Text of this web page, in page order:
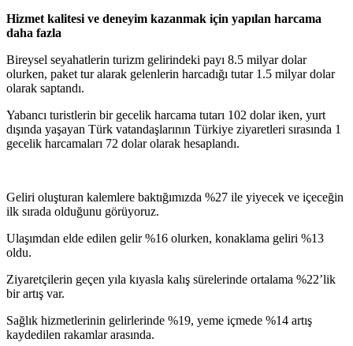
Hizmet kalitesi ve deneyim kazanmak için yapılan harcama
daha fazla
Bireysel seyahatlerin turizm gelirindeki payı 8.5 milyar dolar
olurken, paket tur alarak gelenlerin harcadığı tutar 1.5 milyar dolar
olarak saptandı.
Yabancı turistlerin bir gecelik harcama tutarı 102 dolar iken, yurt
dışında yaşayan Türk vatandaşlarının Türkiye ziyaretleri sırasında 1
gecelik harcamaları 72 dolar olarak hesaplandı.
Geliri oluşturan kalemlere baktığımızda %27 ile yiyecek ve içeceğin
ilk sırada olduğunu görüyoruz.
Ulaşımdan elde edilen gelir %16 olurken, konaklama geliri %13
oldu.
Ziyaretçilerin geçen yıla kıyasla kalış sürelerinde ortalama %22’lik
bir artış var.
Sağlık hizmetlerinin gelirlerinde %19, yeme içmede %14 artış
kaydedilen rakamlar arasında.